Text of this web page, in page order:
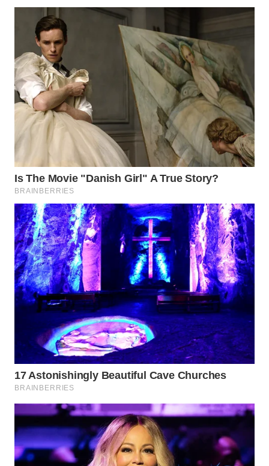
BOROBUDUR
WN
MADURA
WN
SURABAYA
NATUNA
WN
BINTAN
WN
MANDALIKA
WN
LIKUPANG
WN
LABUANBAJO
WN
BORNEO
Group
WAHANA
NEWS